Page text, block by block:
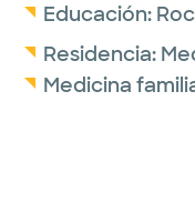
Educación:
Residencia:
Medicina